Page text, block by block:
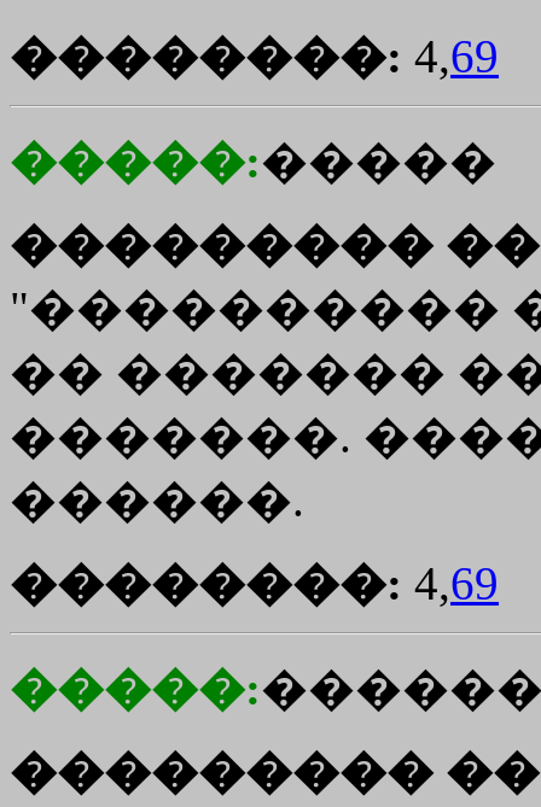
��������: 4,69
�����:�����
���������
"����������
�� �������
�������.
������.
��������: 4,69
�����:
���������